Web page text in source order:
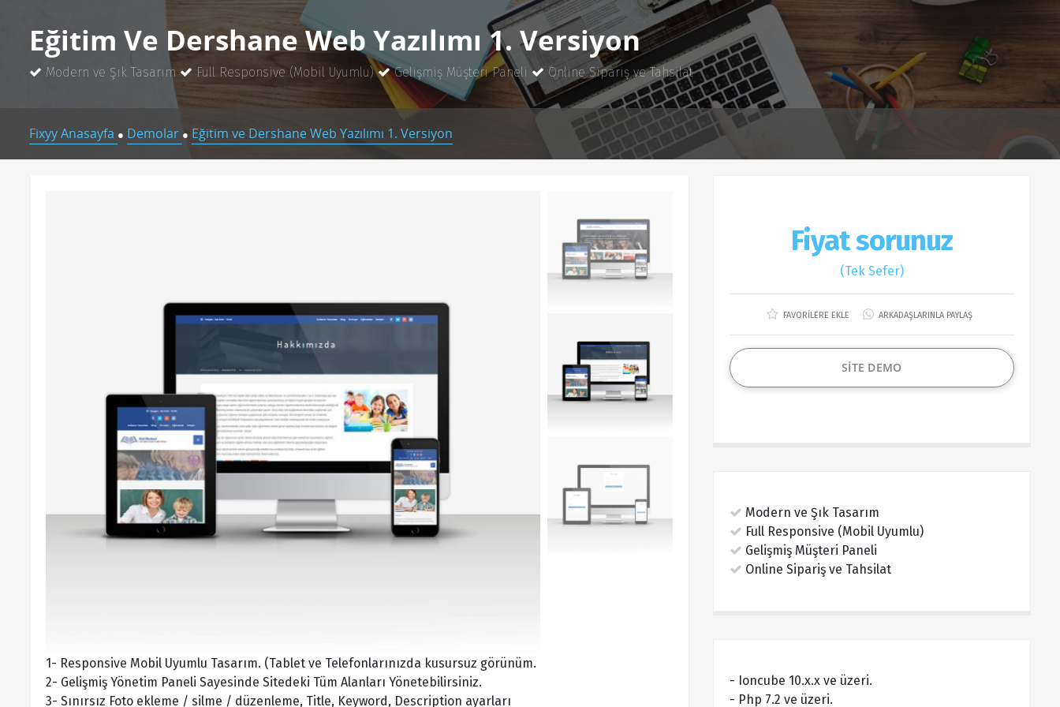
Eğitim Ve Dershane Web Yazılımı 1. Versiyon
Modern ve Şık Tasarım Full Responsive (Mobil Uyumlu) Gelişmiş Müşteri Paneli Online Sipariş ve Tahsilat
Fixyy Anasayfa ● Demolar ● Eğitim ve Dershane Web Yazılımı 1. Versiyon
1- Responsive Mobil Uyumlu Tasarım. (Tablet ve Telefonlarınızda kusursuz görünüm.
2- Gelişmiş Yönetim Paneli Sayesinde Sitedeki Tüm Alanları Yönetebilirsiniz.
3- Sınırsız Foto ekleme / silme / düzenleme, Title, Keyword, Description ayarları
Fiyat sorunuz
(Tek Sefer)
FAVORİLERE EKLE ARKADAŞLARINLA PAYLAŞ
SİTE DEMO
Modern ve Şık Tasarım
Full Responsive (Mobil Uyumlu)
Gelişmiş Müşteri Paneli
Online Sipariş ve Tahsilat
- Ioncube 10.x.x ve üzeri.
- Php 7.2 ve üzeri.